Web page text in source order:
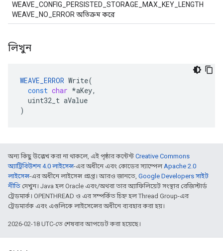
WEAVE_CONFIG_PERSISTED_STORAGE_MAX_KEY_LENGTH
WEAVE_NO_ERROR অতিক্রম করে
লিখুন
WEAVE_ERROR Write(
const char *aKey,
uint32_t aValue
)
অন্য কিছু উল্লেখ করা না থাকলে, এই পৃষ্ঠার কন্টেন্ট Creative Commons
অ্যাট্রিবিউশন 4.0 লাইসেন্স-এর অধীনে এবং কোডের স্যাম্পেলApache 2.0
লাইসেন্স-এর অধীনে লাইসেন্স প্রাপ্ত। আরও জানতে, Google Developers সাইট
নীতি দেখুন। Java হল Oracle এবং/অথবা তার অ্যাফিলিয়েট সংস্থার রেজিস্টার্ড
ট্রেডমার্ক। OPENTHREAD ও এর সম্পর্কিত চিহ্ন হল Thread Group-এর
ট্রেডমার্রক এবং এগুলিকে লাইসেন্সের অধীনে ব্যবহার করা হয়।
2026-02-18 UTC-তে শেষবার আপডেট করা হয়েছে।